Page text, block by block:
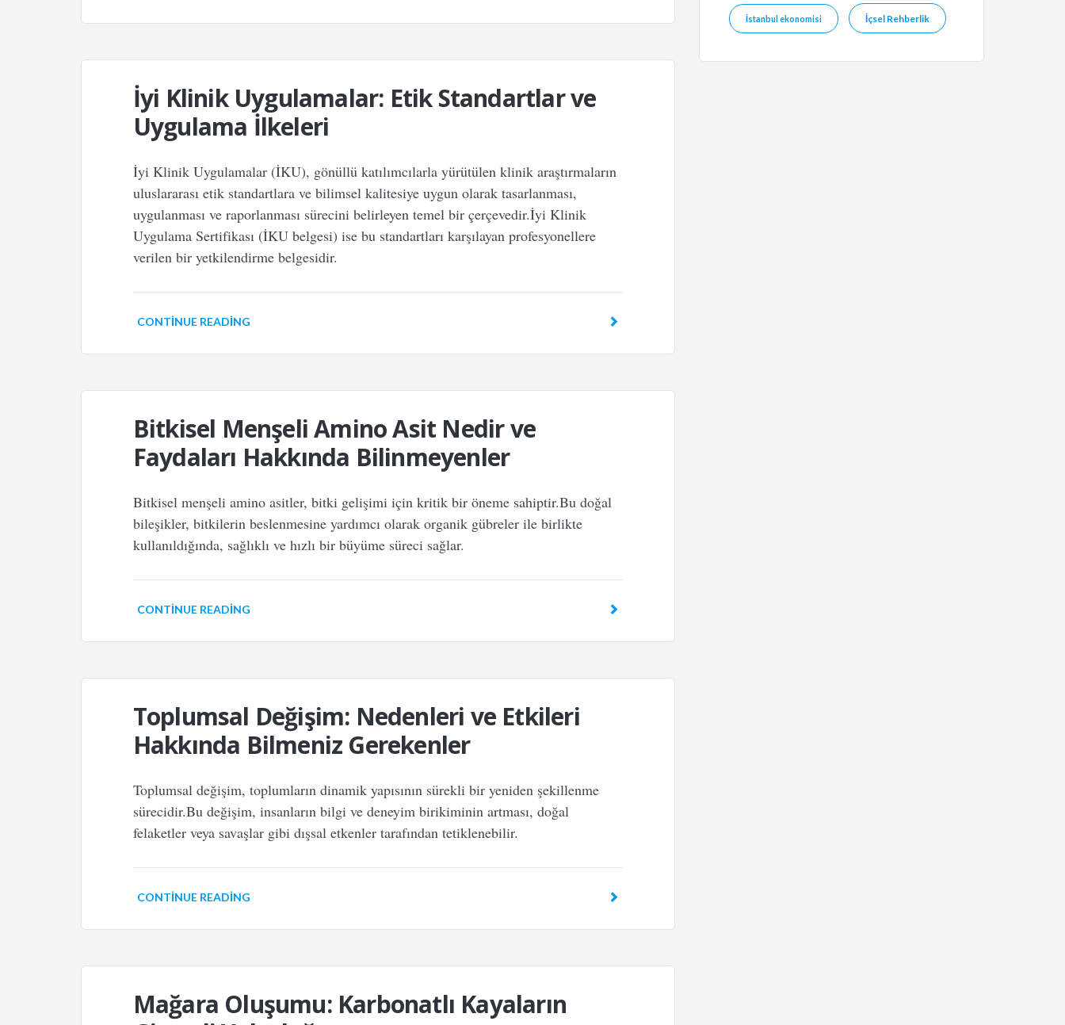
İyi Klinik Uygulamalar: Etik Standartlar ve
Uygulama İlkeleri
İyi Klinik Uygulamalar (İKU), gönüllü katılımcılarla yürütülen klinik araştırmaların
uluslararası etik standartlara ve bilimsel kalitesiye uygun olarak tasarlanması,
uygulanması ve raporlanması sürecini belirleyen temel bir çerçevedir.İyi Klinik
Uygulama Sertifikası (İKU belgesi) ise bu standartları karşılayan profesyonellere
verilen bir yetkilendirme belgesidir.
CONTINUE READING
Bitkisel Menşeli Amino Asit Nedir ve
Faydaları Hakkında Bilinmeyenler
Bitkisel menşeli amino asitler, bitki gelişimi için kritik bir öneme sahiptir.Bu doğal
bileşikler, bitkilerin beslenmesine yardımcı olarak organik gübreler ile birlikte
kullanıldığında, sağlıklı ve hızlı bir büyüme süreci sağlar.
CONTINUE READING
Toplumsal Değişim: Nedenleri ve Etkileri
Hakkında Bilmeniz Gerekenler
Toplumsal değişim, toplumların dinamik yapısının sürekli bir yeniden şekillenme
sürecidir.Bu değişim, insanların bilgi ve deneyim birikiminin artması, doğal
felaketler veya savaşlar gibi dışsal etkenler tarafından tetiklenebilir.
CONTINUE READING
Mağara Oluşumu: Karbonatlı Kayaların
İstanbul ekonomisi İçsel Rehberlik